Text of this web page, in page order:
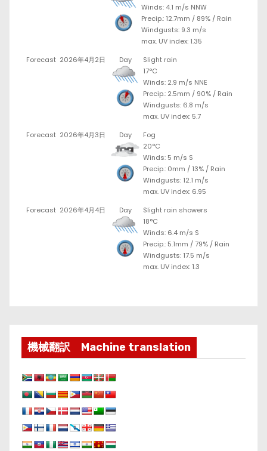
Winds: 4.1 m/s NNW
Precip.: 12.7mm / 89% / Rain
Windgusts: 9.3 m/s
max. UV index: 1.35
Forecast 2026年4月2日 Day
Slight rain
17°C
Winds: 2.9 m/s NNE
Precip.: 2.5mm / 90% / Rain
Windgusts: 6.8 m/s
max. UV index: 5.7
Forecast 2026年4月3日 Day
Fog
20°C
Winds: 5 m/s S
Precip.: 0mm / 13% / Rain
Windgusts: 12.1 m/s
max. UV index: 6.95
Forecast 2026年4月4日 Day
Slight rain showers
18°C
Winds: 6.4 m/s S
Precip.: 5.1mm /79% / Rain
Windgusts: 17.5 m/s
max. UV index: 1.3
機械翻訳 Machine translation